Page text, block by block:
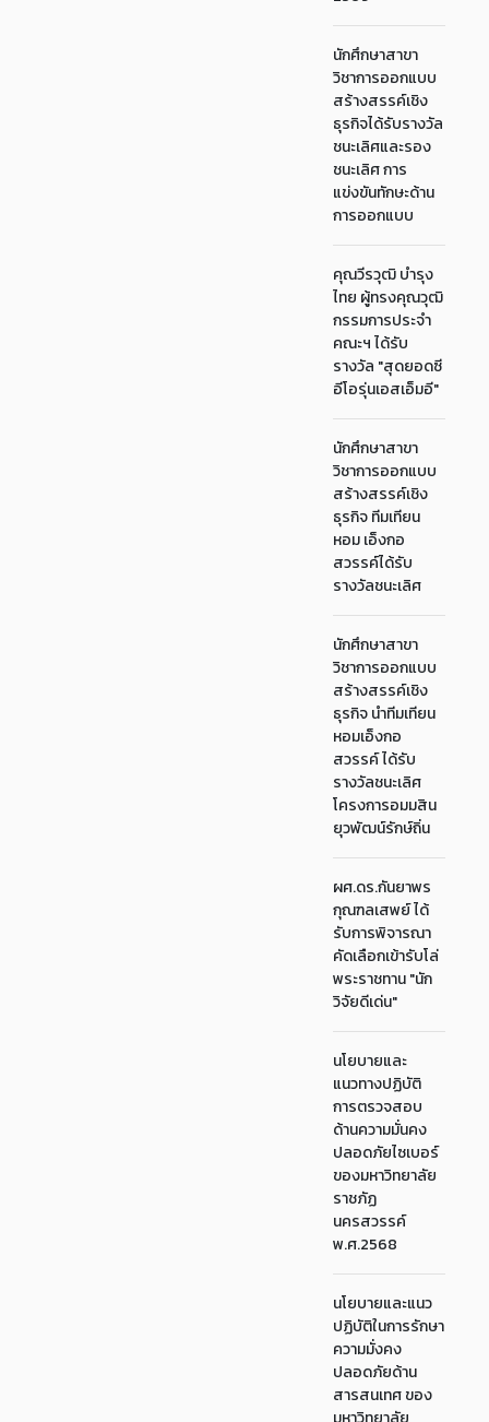
นักศึกษาสาขา
วิชาการออกแบบ
สร้างสรรค์เชิง
ธุรกิจได้รับรางวัล
ชนะเลิศและรอง
ชนะเลิศ การ
แข่งขันทักษะด้าน
การออกแบบ
คุณวีรวุฒิ บำรุง
ไทย ผู้ทรงคุณวุฒิ
กรรมการประจำ
คณะฯ ได้รับ
รางวัล "สุดยอดซี
อีโอรุ่นเอสเอ็มอี"
นักศึกษาสาขา
วิชาการออกแบบ
สร้างสรรค์เชิง
ธุรกิจ ทีมเทียน
หอม เอ็งกอ
สวรรค์ได้รับ
รางวัลชนะเลิศ
นักศึกษาสาขา
วิชาการออกแบบ
สร้างสรรค์เชิง
ธุรกิจ นำทีมเทียน
หอมเอ็งกอ
สวรรค์ ได้รับ
รางวัลชนะเลิศ
โครงการอมมสิน
ยุวพัฒน์รักษ์ถิ่น
ผศ.ดร.กันยาพร
กุณฑลเสพย์ ได้
รับการพิจารณา
คัดเลือกเข้ารับโล่
พระราชทาน "นัก
วิจัยดีเด่น"
นโยบายและ
แนวทางปฏิบัติ
การตรวจสอบ
ด้านความมั่นคง
ปลอดภัยไซเบอร์
ของมหาวิทยาลัย
ราชภัฏ
นครสวรรค์
พ.ศ.2568
นโยบายและแนว
ปฏิบัติในการรักษา
ความมั่งคง
ปลอดภัยด้าน
สารสนเทศ ของ